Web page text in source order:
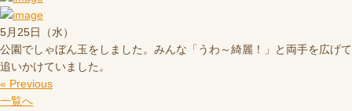
5月25日（水）
公園でしゃぼん玉をしました。みんな「うわ～綺麗！」と両手を広げて
追いかけていました。
« Previous
一覧へ